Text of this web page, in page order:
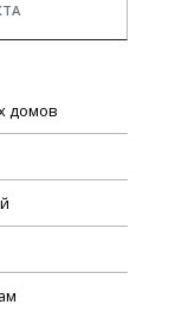
домов
согласно
нашем
комплекта КР
элементов